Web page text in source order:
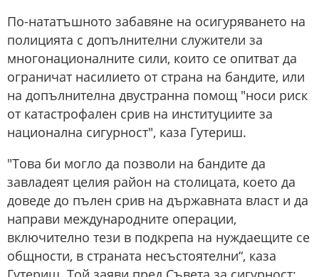
По-нататъшното забавяне на осигуряването на
полицията с допълнителни служители за
многонационалните сили, които се опитват да
ограничат насилието от страна на бандите, или
на допълнителна двустранна помощ "носи риск
от катастрофален срив на институциите за
национална сигурност", каза Гутериш.
"Това би могло да позволи на бандите да
завладеят целия район на столицата, което да
доведе до пълен срив на държавната власт и да
направи международните операции,
включително тези в подкрепа на нуждаещите се
общности, в страната несъстоятелни“, каза